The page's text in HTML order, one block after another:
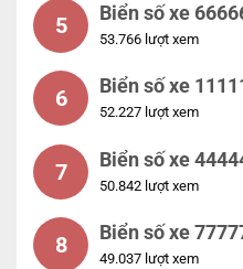
5 Biển số xe
53.766 lượt xem
6 Biển số xe
52.227 lượt xem
7 Biển số xe
50.842 lượt xem
8 Biển số xe
49.037 lượt xem